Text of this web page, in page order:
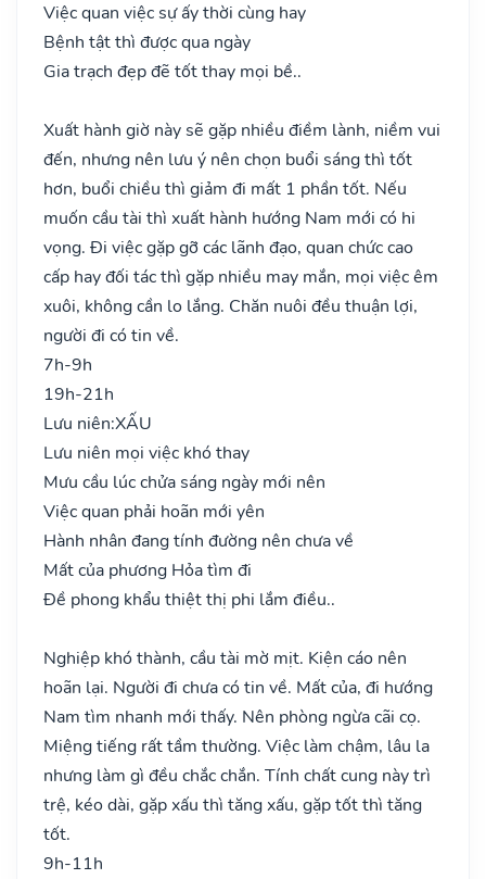
Việc quan việc sự ấy thời cùng hay
Bệnh tật thì được qua ngày
Gia trạch đẹp đẽ tốt thay mọi bề..
Xuất hành giờ này sẽ gặp nhiều điềm lành, niềm vui
đến, nhưng nên lưu ý nên chọn buổi sáng thì tốt
hơn, buổi chiều thì giảm đi mất 1 phần tốt. Nếu
muốn cầu tài thì xuất hành hướng Nam mới có hi
vọng. Đi việc gặp gỡ các lãnh đạo, quan chức cao
cấp hay đối tác thì gặp nhiều may mắn, mọi việc êm
xuôi, không cần lo lắng. Chăn nuôi đều thuận lợi,
người đi có tin về.
7h-9h
19h-21h
Lưu niên:XẤU
Lưu niên mọi việc khó thay
Mưu cầu lúc chửa sáng ngày mới nên
Việc quan phải hoãn mới yên
Hành nhân đang tính đường nên chưa về
Mất của phương Hỏa tìm đi
Đề phong khẩu thiệt thị phi lắm điều..
Nghiệp khó thành, cầu tài mờ mịt. Kiện cáo nên
hoãn lại. Người đi chưa có tin về. Mất của, đi hướng
Nam tìm nhanh mới thấy. Nên phòng ngừa cãi cọ.
Miệng tiếng rất tầm thường. Việc làm chậm, lâu la
nhưng làm gì đều chắc chắn. Tính chất cung này trì
trệ, kéo dài, gặp xấu thì tăng xấu, gặp tốt thì tăng
tốt.
9h-11h